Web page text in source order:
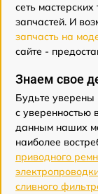
сеть
запчастей. И
запчасть на
сайте -
Знаем свое
Будьте
с уверенностью
данным наших
наиболее
приводного
сливного